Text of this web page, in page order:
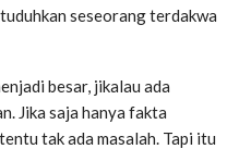
seseorang terdakwa
besar, jikalau ada
Jika saja hanya fakta
tak ada masalah. Tapi itu